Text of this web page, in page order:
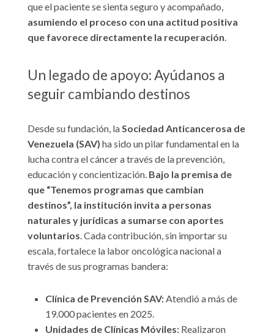
que el paciente se sienta seguro y acompañado,
asumiendo el proceso con una actitud positiva
que favorece directamente la recuperación.
Un legado de apoyo: Ayúdanos a
seguir cambiando destinos
Desde su fundación, laSociedad Anticancerosa de
Venezuela (SAV) ha sido un pilar fundamental en la
lucha contra el cáncer a través de la prevención,
educación y concientización. Bajo la premisa de
que “Tenemos programas que cambian
destinos”, la institución invita a personas
naturales y jurídicas a sumarse con aportes
voluntarios. Cada contribución, sin importar su
escala, fortalece la labor oncológica nacional a
través de sus programas bandera:
Clínica de Prevención SAV:Atendió a más de
19.000 pacientes en 2025.
Unidades de Clínicas Móviles:Realizaron